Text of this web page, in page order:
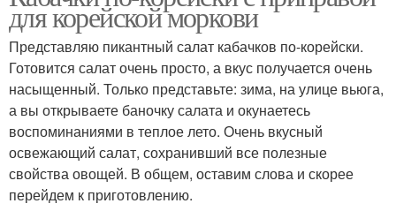
для корейской моркови
Представляю пикантный салат кабачков по-корейски.
Готовится салат очень просто, а вкус получается очень
насыщенный. Только представьте: зима, на улице вьюга,
а вы открываете баночку салата и окунаетесь
воспоминаниями в теплое лето. Очень вкусный
освежающий салат, сохранивший все полезные
свойства овощей. В общем, оставим слова и скорее
перейдем к приготовлению.